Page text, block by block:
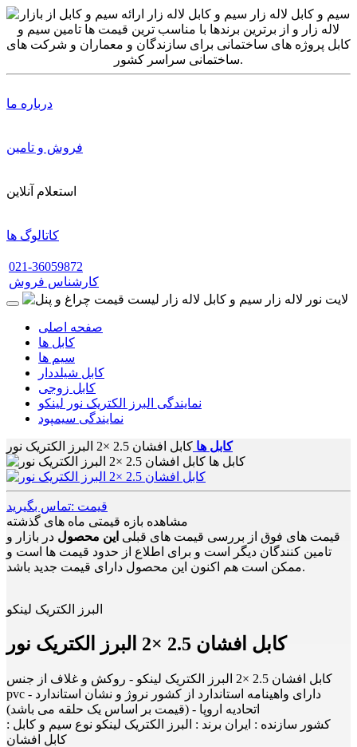
درباره ما
فروش و تامین
استعلام آنلاین
کاتالوگ ها
021-36059872
کارشناس فروش
صفحه اصلی
کابل ها
سیم ها
کابل شیلددار
کابل زوجی
نمایندگی البرز الکتریک نور لینکو
نمایندگی سیمپود
کابل ها کابل افشان 2.5 ×2 البرز الکتریک نور
قیمت :تماس بگیرید
مشاهده بازه قیمتی ماه های گذشته
قیمت های فوق از بررسی قیمت های قبلی این محصول در بازار و
تامین کنندگان دیگر است و برای اطلاع از حدود قیمت ها است و
ممکن است هم اکنون این محصول دارای قیمت جدید باشد.
البرز الکتریک لینکو
کابل افشان 2.5 ×2 البرز الکتریک نور
کابل افشان 2.5 ×2 البرز الکتریک لینکو - روکش و غلاف از جنس
pvc - دارای واهینامه استاندارد از کشور نروژ و نشان استاندارد
اتحادیه اروپا - (قیمت بر اساس یک حلقه می باشد)
کشور سازنده : ایران برند : البرز الکتریک لینکو نوع سیم و کابل :
کابل افشان